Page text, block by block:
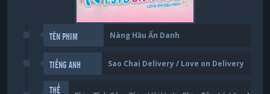
TÊN PHIM Nàng Hầu Ẩn Danh
TIẾNG ANH Sao Chai Delivery / Love on Delivery
THỂ